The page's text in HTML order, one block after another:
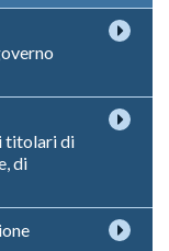
titolari di
di